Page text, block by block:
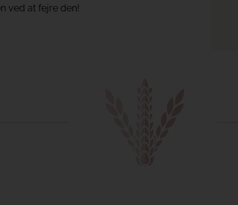
ved at fejre den!